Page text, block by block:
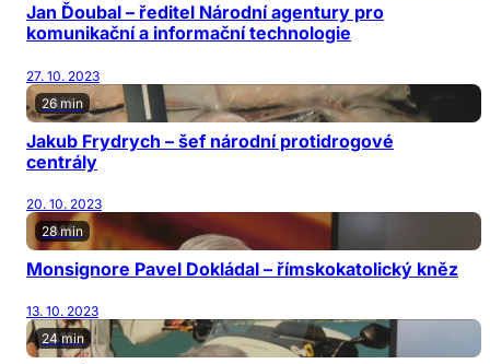
Jan Ďoubal – ředitel Národní agentury pro
komunikační a informační technologie
27. 10. 2023
26 min
Jakub Frydrych – šef národní protidrogové
centrály
20. 10. 2023
28 min
Monsignore Pavel Dokládal – římskokatolický kněz
13. 10. 2023
24 min